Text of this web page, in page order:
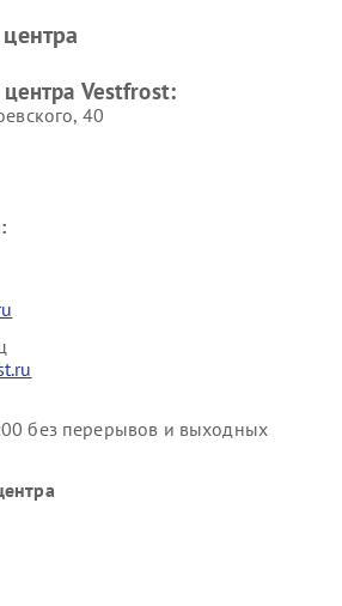
Vestfrost:
40
без перерывов и выходных